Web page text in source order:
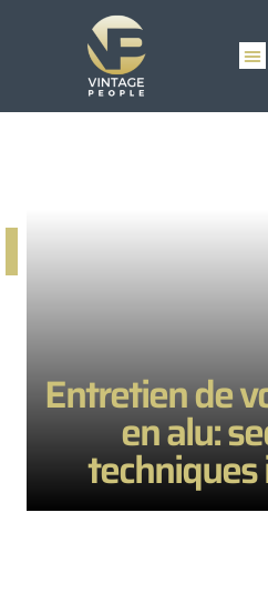
Entretien de
en alu: